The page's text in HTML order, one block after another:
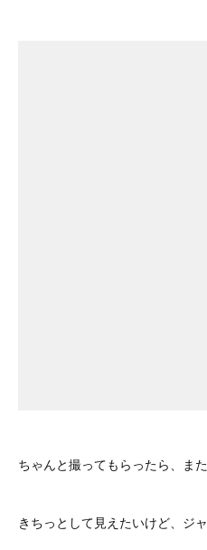
ちゃんと撮ってもらったら、ま
きちっとして見えたいけど、ジ